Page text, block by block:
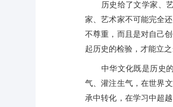
历史给了文学家、艺
家、艺术家不可能完全
不尊重，而且是对自己
起历史的检验，才能立之
中华文化既是历史的
气、灌注生气，在世界
承中转化，在学习中超